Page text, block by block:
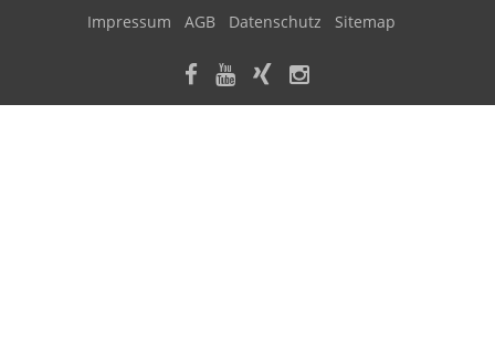
Impressum
AGB Datenschutz Sitemap